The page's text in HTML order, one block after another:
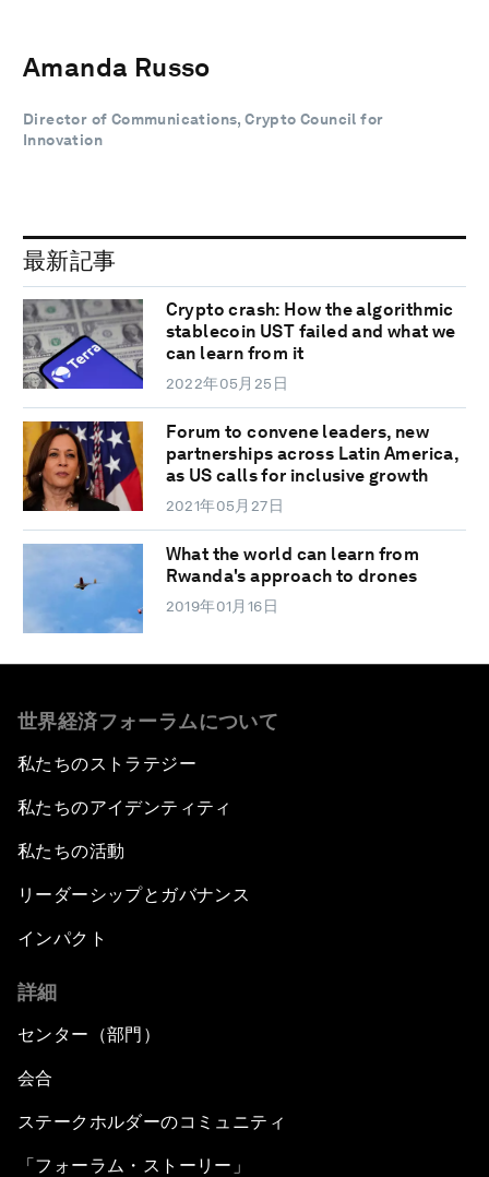
Amanda Russo
Director of Communications, Crypto Council for
Innovation
最新記事
Crypto crash: How the algorithmic
stablecoin UST failed and what we
can learn from it
2022年05月25日
Forum to convene leaders, new
partnerships across Latin America,
as US calls for inclusive growth
2021年05月27日
What the world can learn from
Rwanda's approach to drones
2019年01月16日
世界経済フォーラムについて
私たちのストラテジー
私たちのアイデンティティ
私たちの活動
リーダーシップとガバナンス
インパクト
詳細
センター（部門）
会合
ステークホルダーのコミュニティ
「フォーラム・ストーリー」